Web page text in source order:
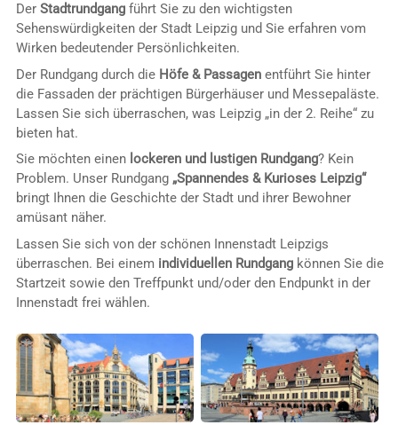
Der Stadtrundgangführt Sie zu den wichtigsten
Sehenswürdigkeiten der Stadt Leipzig und Sie erfahren vom
Wirken bedeutender Persönlichkeiten.
Der Rundgang durch die Höfe & Passagenentführt Sie hinter
die Fassaden der prächtigen Bürgerhäuser und Messepaläste.
Lassen Sie sich überraschen, was Leipzig „in der 2. Reihe“ zu
bieten hat.
Sie möchten einen lockeren und lustigen Rundgang? Kein
Problem. Unser Rundgang „Spannendes & Kurioses Leipzig“
bringt Ihnen die Geschichte der Stadt und ihrer Bewohner
amüsant näher.
Lassen Sie sich von der schönen Innenstadt Leipzigs
überraschen. Bei einem individuellen Rundgangkönnen Sie die
Startzeit sowie den Treffpunkt und/oder den Endpunkt in der
Innenstadt frei wählen.